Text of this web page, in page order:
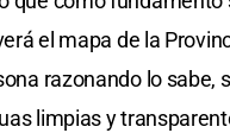
el mapa de la
razonando lo sabe,
limpias y